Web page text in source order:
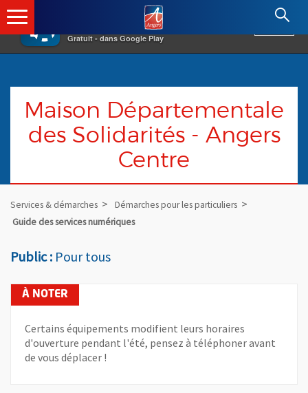
×
Gratuit - dans Google Play
Angers.fr : Retour à l'accueil
Maison Départementale
des Solidarités - Angers
Centre
Services & démarches
Démarches pour les particuliers
Guide des services numériques
Public : Pour tous
Certains équipements modifient leurs horaires
d'ouverture pendant l'été, pensez à téléphoner avant
de vous déplacer !